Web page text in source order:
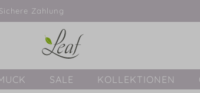
Sichere Zahlung
SALE KOLLEKTIONEN